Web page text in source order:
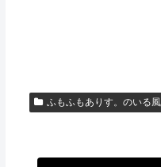
ふもふもありす。のいる